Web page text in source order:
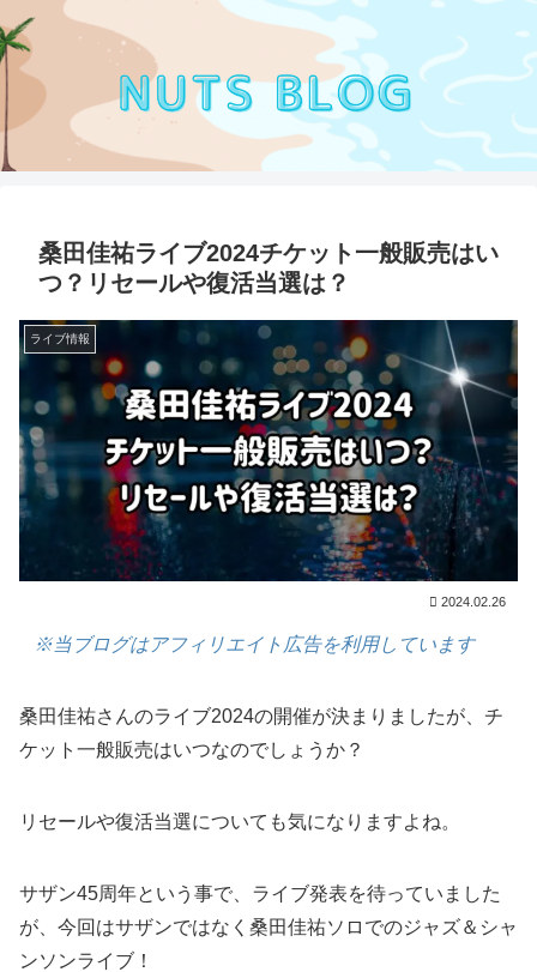
桑田佳祐ライブ2024チケット一般販売はい
つ？リセールや復活当選は？
ライブ情報
2024.02.26
※当ブログはアフィリエイト広告を利用しています
桑田佳祐さんのライブ2024の開催が決まりましたが、チ
ケット一般販売はいつなのでしょうか？
リセールや復活当選についても気になりますよね。
サザン45周年という事で、ライブ発表を待っていました
が、今回はサザンではなく桑田佳祐ソロでのジャズ＆シャ
ンソンライブ！